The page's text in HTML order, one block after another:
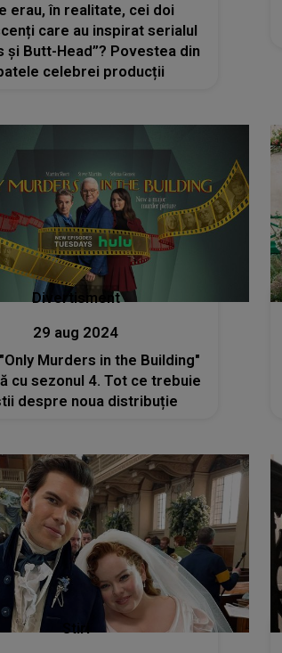
erau, în realitate, cei doi
care au inspirat serialul
și Butt-Head”? Povestea din
celebrei producții
Divertisment
29 aug 2024
Murders in the Building"
cu sezonul 4. Tot ce trebuie
despre noua distribuție